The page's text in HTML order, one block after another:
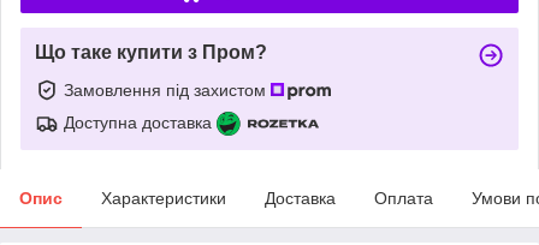
Що таке купити з Пром?
Замовлення під захистом
Доступна доставка
Опис Характеристики Доставка Оплата Умови